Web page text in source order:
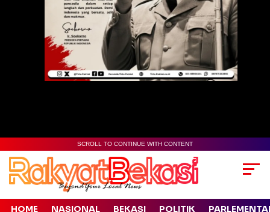
SCROLL TO CONTINUE WITH CONTENT
HOME NASIONAL BEKASI POLITIK